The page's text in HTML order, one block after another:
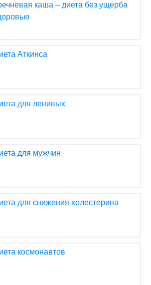
каша – диета без ущерба
Аткинса
для ленивых
для мужчин
для снижения холестерина
космонавтов